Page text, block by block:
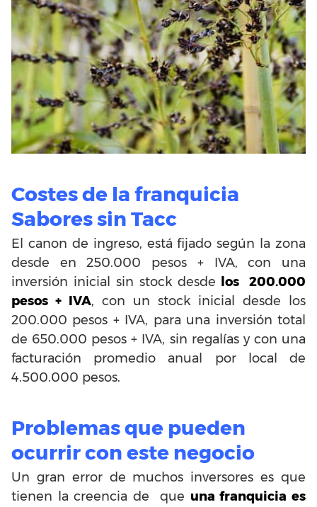
Costes de la franquicia
Sabores sin Tacc
El canon de ingreso, está fijado según la zona
desde en 250.000 pesos + IVA, con una
inversión inicial sin stock desde los 200.000
pesos + IVA, con un stock inicial desde los
200.000 pesos + IVA, para una inversión total
de 650.000 pesos + IVA, sin regalías y con una
facturación promedio anual por local de
4.500.000 pesos.
Problemas que pueden
ocurrir con este negocio
Un gran error de muchos inversores es que
tienen la creencia de que una franquicia es